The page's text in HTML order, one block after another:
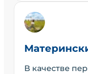
В качестве